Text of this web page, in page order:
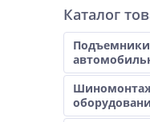
Каталог
Подъемники